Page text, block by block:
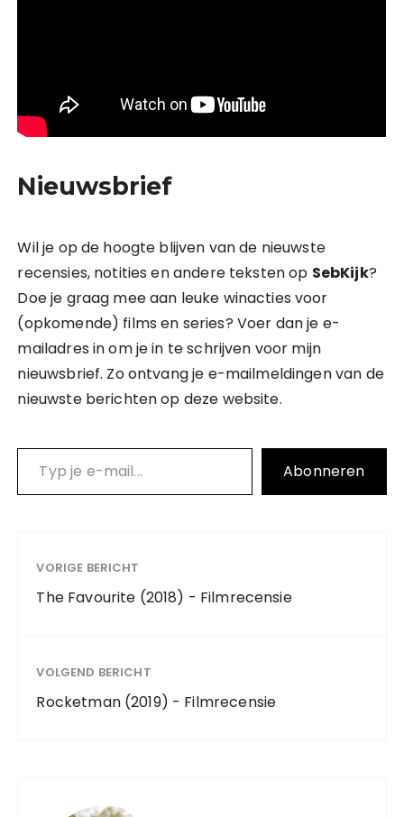
Nieuwsbrief
Wil je op de hoogte blijven van de nieuwste
recensies, notities en andere teksten op SebKijk?
Doe je graag mee aan leuke winacties voor
(opkomende) films en series? Voer dan je e-
mailadres in om je in te schrijven voor mijn
nieuwsbrief. Zo ontvang je e-mailmeldingen van de
nieuwste berichten op deze website.
Typ je e-mail…
Abonneren
VORIGE BERICHT
The Favourite (2018) - Filmrecensie
VOLGEND BERICHT
Rocketman (2019) - Filmrecensie